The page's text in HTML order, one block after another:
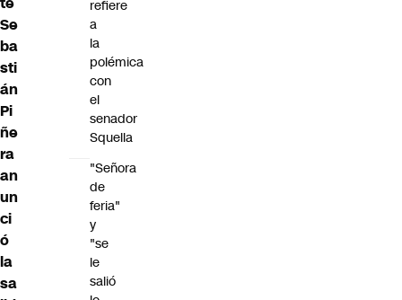
Se
ba
sti
án
Pi
ñe
ra
an
un
ci
ó
la
sa
refiere
a
la
polémica
con
el
senador
Squella
"Señora
de
feria"
y
"se
le
salió